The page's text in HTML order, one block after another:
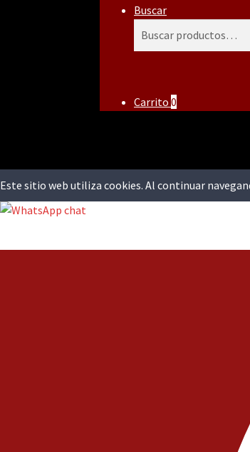
Buscar
Carrito0
Este sitio web utiliza cookies. Al continuar